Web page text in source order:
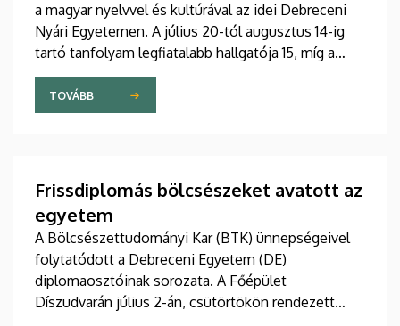
a magyar nyelvvel és kultúrával az idei Debreceni
Nyári Egyetemen. A július 20-tól augusztus 14-ig
tartó tanfolyam legfiatalabb hallgatója 15, míg a
legidősebb 80 éves. Az Egyetemi Templomban
tartott hétfői ünnepélyes megnyitón átadták az
ösztöndíjasok okleveleit.
TOVÁBB
Frissdiplomás bölcsészeket avatott az
egyetem
A Bölcsészettudományi Kar (BTK) ünnepségeivel
folytatódott a Debreceni Egyetem (DE)
diplomaosztóinak sorozata. A Főépület
Díszudvarán július 2-án, csütörtökön rendezett